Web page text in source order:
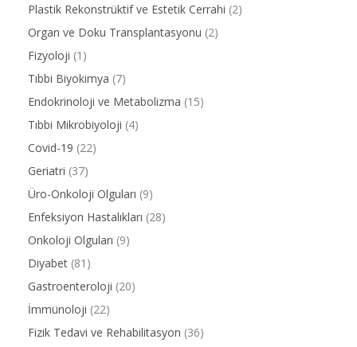
Plastik Rekonstrüktif ve Estetik Cerrahi (2)
Organ ve Doku Transplantasyonu (2)
Fizyoloji (1)
Tıbbi Biyokimya (7)
Endokrinoloji ve Metabolizma (15)
Tıbbi Mikrobiyoloji (4)
Covid-19 (22)
Geriatri (37)
Üro-Onkoloji Olguları (9)
Enfeksiyon Hastalıkları (28)
Onkoloji Olguları (9)
Diyabet (81)
Gastroenteroloji (20)
İmmünoloji (22)
Fizik Tedavi ve Rehabilitasyon (36)